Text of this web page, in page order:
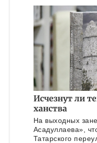
Исчезнут ли
ханства
На выходных
Асадуллаева»,
Татарского